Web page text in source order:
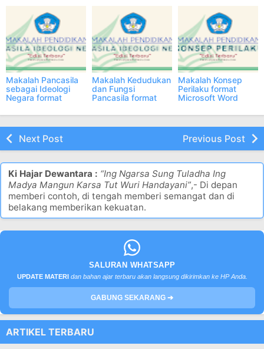
Makalah Pancasila
sebagai Ideologi
Negara format
Edisi Terbaru
Makalah Kedudukan
dan Fungsi
Pancasila format
Edisi Terbaru
Makalah Konsep
Perilaku format
Microsoft Word
Next Post Previous Post
Ki Hajar Dewantara : “Ing Ngarsa Sung Tuladha Ing
Madya Mangun Karsa Tut Wuri Handayani”,- Di depan
memberi contoh, di tengah memberi semangat dan di
belakang memberikan kekuatan.
SALURAN WHATSAPP
UPDATE MATERI dan bahan ajar terbaru akan langsung dikirimkan ke HP Anda.
GABUNG SEKARANG ➔
ARTIKEL TERBARU